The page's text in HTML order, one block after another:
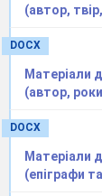
(автор,
DOCX
Матеріали
(автор,
DOCX
Матеріали
(епіграфи